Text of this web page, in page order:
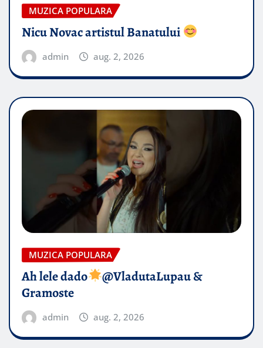
MUZICA POPULARA
Nicu Novac artistul Banatului
admin aug. 2, 2026
MUZICA POPULARA
Ah lele dado​
@VladutaLupau &
Gramoste
admin aug. 2, 2026